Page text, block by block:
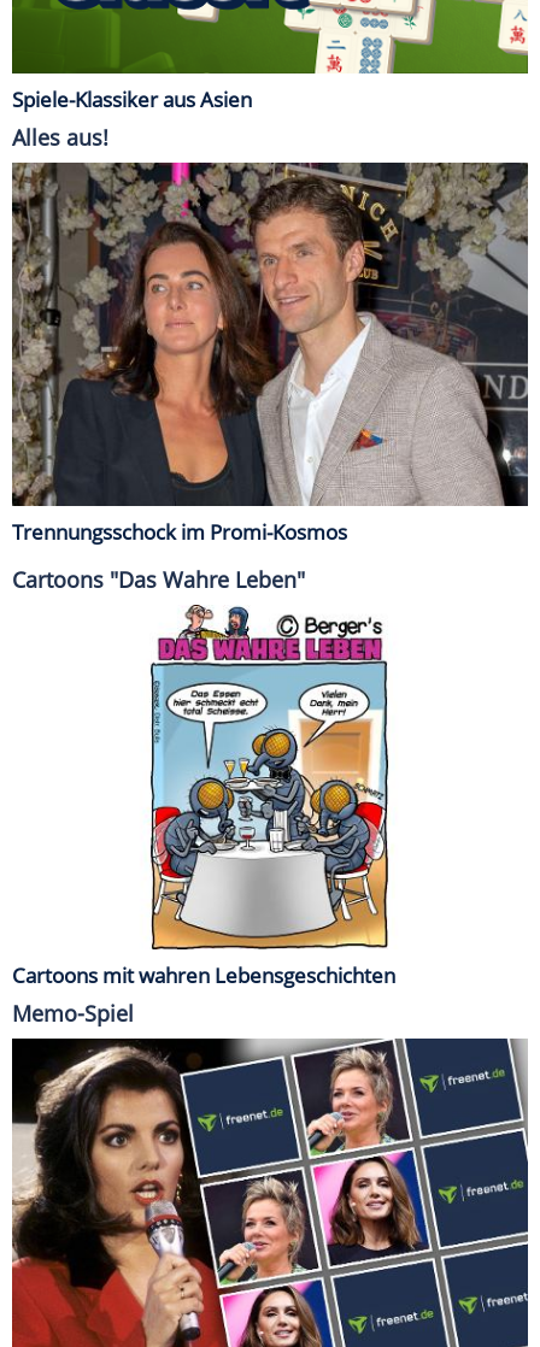
Spiele-Klassiker aus Asien
Alles aus!
Trennungsschock im Promi-Kosmos
Cartoons "Das Wahre Leben"
Cartoons mit wahren Lebensgeschichten
Memo-Spiel